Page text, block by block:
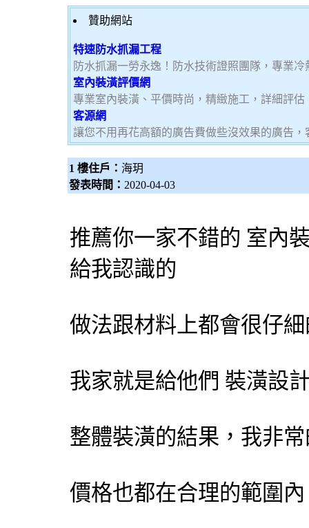
贊助網站
特速防水抓漏工程
防水抓漏一勞永逸！防水技術證照團隊，專業
室內裝潢評價網
專業室內裝潢、平價時尚，精緻施工，詳細評
客源網
讓您不用再花高額的廣告費做些沒效果的廣告
1 樓住戶： 海玥
發表時間： 2020-04-03
推薦你一家不錯的 室內
給我認識的
做法跟材料上都會很仔
我家就是給他們 裝潢設
整體裝潢的結果，我非
價格也都在合理的範圍